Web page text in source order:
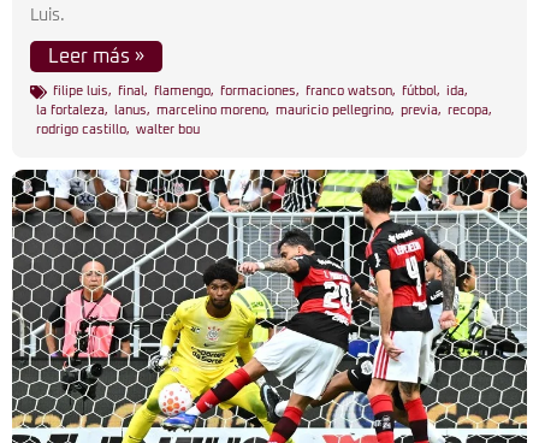
Luis.
Leer más »
filipe luis, final , flamengo, formaciones, franco watson, fútbol , ida,
la fortaleza, lanus, marcelino moreno, mauricio pellegrino, previa, recopa,
rodrigo castillo, walter bou